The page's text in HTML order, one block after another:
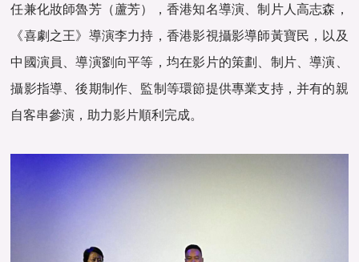
任兼化妝師魯芳（蘆芳），香港知名導演、制片人高志森，
《喜劇之王》導演李力持，香港影視攝影導師黃寶民，以及
中國演員、導演劉向平等，均在影片的策劃、制片、導演、
攝影指導、後期制作、監制等環節提供專業支持，并有的親
自客串參演，助力影片順利完成。